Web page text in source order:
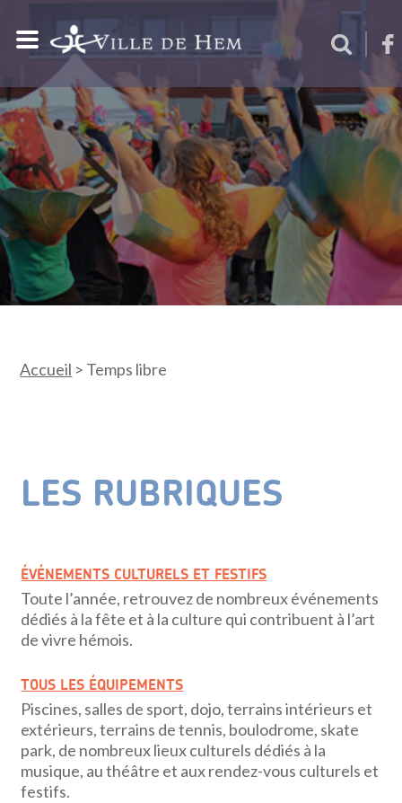
Accueil > Temps libre
LES RUBRIQUES
ÉVÉNEMENTS CULTURELS ET FESTIFS
Toute l’année, retrouvez de nombreux événements
dédiés à la fête et à la culture qui contribuent à l’art
de vivre hémois.
TOUS LES ÉQUIPEMENTS
Piscines, salles de sport, dojo, terrains intérieurs et
extérieurs, terrains de tennis, boulodrome, skate
park, de nombreux lieux culturels dédiés à la
musique, au théâtre et aux rendez-vous culturels et
festifs.